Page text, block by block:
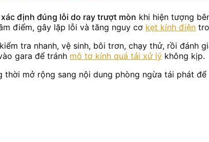
xác định đúng lỗi do ray trượt mòn khi hiện tượng
điểm, gây lặp lỗi và tăng nguy cơ kẹt kính điện
tra nhanh, vệ sinh, bôi trơn, chạy thử, rồi đánh
gara để tránh mô tơ kính quá tải xử lý không kịp.
thời mở rộng sang nội dung phòng ngừa tái phát